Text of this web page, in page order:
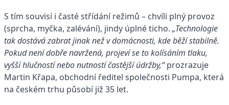
S tím souvisí i časté střídání režimů – chvíli plný provoz
(sprcha, myčka, zalévání), jindy úplné ticho. „Technologie
tak dostává zabrat jinak než v domácnosti, kde běží stabilně.
Pokud není dobře navržená, projeví se to kolísáním tlaku,
vyšší hlučností nebo nutností častější údržby,“prozrazuje
Martin Křapa, obchodní ředitel společnosti Pumpa, která
na českém trhu působí již 35 let.